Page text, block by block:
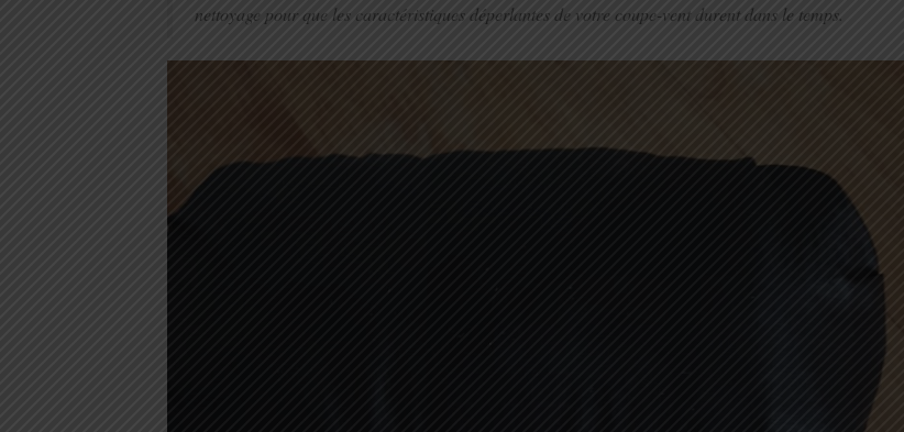
nettoyage pour que les caractéristiques déperlantes de votre coupe-vent durent dans le temps.